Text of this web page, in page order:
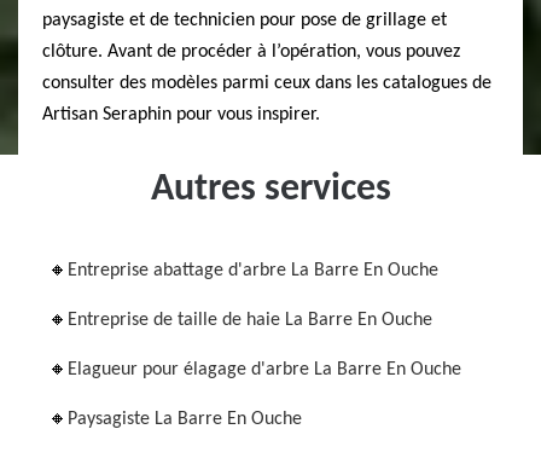
paysagiste et de technicien pour pose de grillage et
clôture. Avant de procéder à l’opération, vous pouvez
consulter des modèles parmi ceux dans les catalogues de
Artisan Seraphin pour vous inspirer.
Autres services
Entreprise abattage d'arbre La Barre En Ouche
Entreprise de taille de haie La Barre En Ouche
Elagueur pour élagage d'arbre La Barre En Ouche
Paysagiste La Barre En Ouche